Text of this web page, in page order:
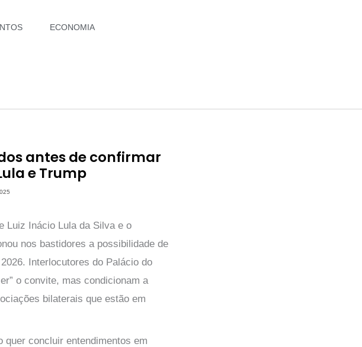
ECONOMIA
antes de confirmar
e Trump
Luiz Inácio Lula da Silva e o
nos bastidores a possibilidade de
Interlocutores do Palácio do
o convite, mas condicionam a
bilaterais que estão em
quer concluir entendimentos em